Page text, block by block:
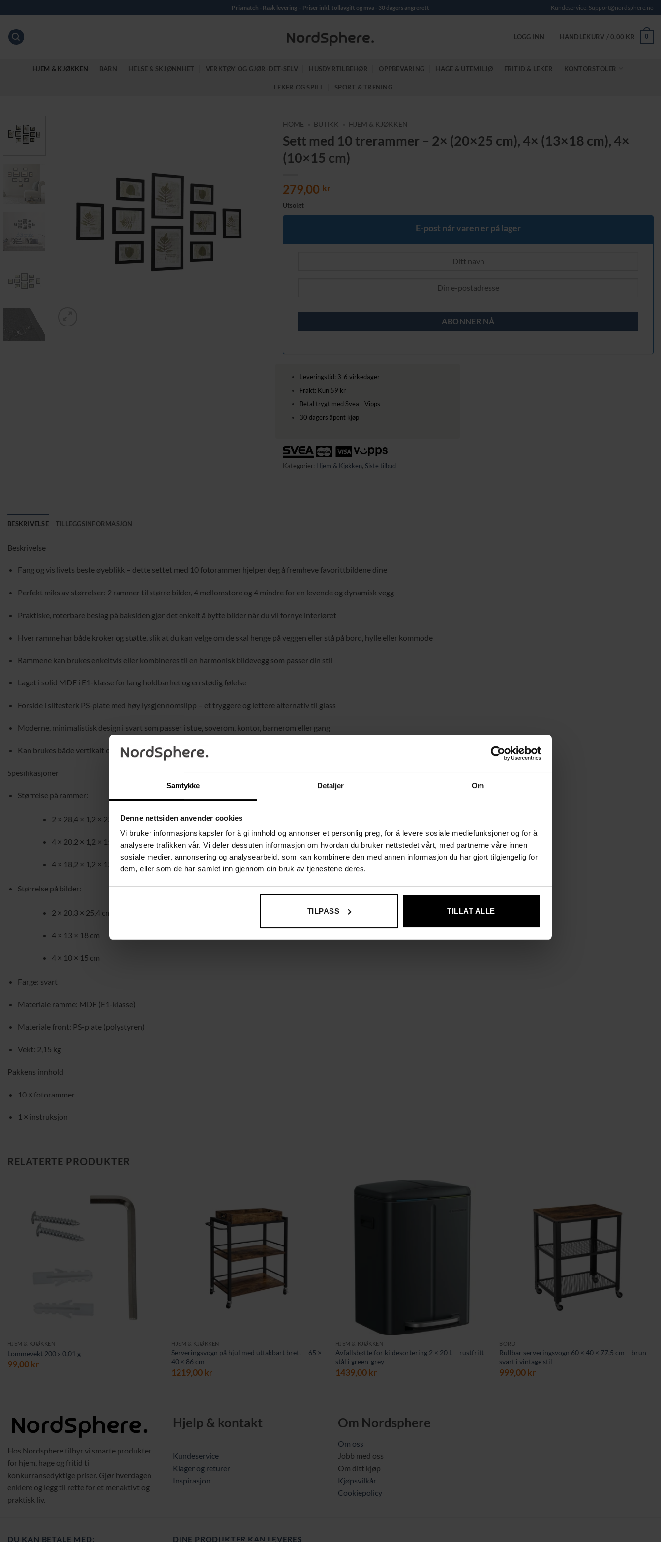
Samtykke Detaljer Om
Denne nettsiden anvender cookies
Vi bruker informasjonskapsler for å gi innhold og annonser et personlig preg, for å levere sosiale mediefunksjoner og for å
analysere trafikken vår. Vi deler dessuten informasjon om hvordan du bruker nettstedet vårt, med partnerne våre innen
sosiale medier, annonsering og analysearbeid, som kan kombinere den med annen informasjon du har gjort tilgjengelig for
dem, eller som de har samlet inn gjennom din bruk av tjenestene deres.
TILPASS TILLAT ALLE
to
content
Prismatch - Rask levering – Priser inkl. tollavgift og mva - 30 dagers angrerett Kundeservice: Support@nordsphere.no
LOGG INN HANDLEKURV /0,00 KR 0
HJEM & KJØKKEN BARN HELSE & SKJØNNHET VERKTØY OG GJØR-DET-SELV HUSDYRTILBEHØR OPPBEVARING HAGE & UTEMILJØ FRITID & LEKER KONTORSTOLER
LEKER OG SPILL SPORT & TRENING
HOME BUTIKK HJEM & KJØKKEN
Sett med 10 trerammer – 2× (20×25 cm), 4× (13×18 cm), 4×
(10×15 cm)
279,00 kr
Utsolgt
E-post når varen er på lager
Leveringstid: 3-6 virkedager
Frakt: Kun 59 kr
Betal trygt med Svea - Vipps
30 dagers åpent kjøp
Kategorier: Hjem & Kjøkken, Siste tilbud
BESKRIVELSE TILLEGGSINFORMASJON
Beskrivelse
Fang og vis livets beste øyeblikk – dette settet med 10 fotorammer hjelper deg å fremheve favorittbildene dine
Perfekt miks av størrelser: 2 rammer til større bilder, 4 mellomstore og 4 mindre for en levende og dynamisk vegg
Praktiske, roterbare beslag på baksiden gjør det enkelt å bytte bilder når du vil fornye interiøret
Hver ramme har både kroker og støtte, slik at du kan velge om de skal henge på veggen eller stå på bord, hylle eller kommode
Rammene kan brukes enkeltvis eller kombineres til en harmonisk bildevegg som passer din stil
Laget i solid MDF i E1-klasse for lang holdbarhet og en stødig følelse
Forside i slitesterk PS-plate med høy lysgjennomslipp – et tryggere og lettere alternativ til glass
Moderne, minimalistisk design i svart som passer i stue, soverom, kontor, barnerom eller gang
Kan brukes både vertikalt og horisontalt for maksimal fleksibilitet i hvordan du plasserer bildene dine
Spesifikasjoner
Størrelse på rammer:
2 × 28,4 × 1,2 × 23,3 cm (B × D × H)
4 × 20,2 × 1,2 × 15,2 cm (B × D × H)
4 × 18,2 × 1,2 × 13,2 cm (B × D × H)
Størrelse på bilder:
2 × 20,3 × 25,4 cm
4 × 13 × 18 cm
4 × 10 × 15 cm
Farge: svart
Materiale ramme: MDF (E1-klasse)
Materiale front: PS-plate (polystyren)
Vekt: 2,15 kg
Pakkens innhold
10 × fotorammer
1 × instruksjon
RELATERTE PRODUKTER
HJEM & KJØKKEN
Lommevekt 200 x 0,01 g
99,00kr
HJEM & KJØKKEN
Serveringsvogn på hjul med uttakbart brett – 65 ×
40 × 86 cm
1219,00kr
HJEM & KJØKKEN
Avfallsbøtte for kildesortering 2 × 20 L – rustfritt
stål i green-grey
1439,00kr
BORD
Rullbar serveringsvogn 60 × 40 × 77,5 cm – brun-
svart i vintage stil
999,00kr
Hos Nordsphere tilbyr vi smarte produkter
for hjem, hage og fritid til
konkurransedyktige priser. Gjør hverdagen
enklere og legg til rette for et mer aktivt og
praktisk liv.
Hjelp & kontakt
Kundeservice
Klager og returer
Inspirasjon
Om Nordsphere
Om oss
Jobb med oss
Om ditt kjøp
Kjøpsvilkår
Cookiepolicy
DU KAN BETALE MED: DINE PRODUKTER KAN LEVERES